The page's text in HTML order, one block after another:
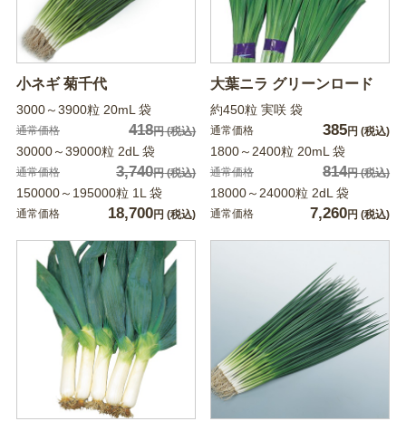
小ネギ 菊千代
3000～3900粒 20mL 袋
通常価格 418円(税込)
30000～39000粒 2dL 袋
通常価格 3,740円(税込)
150000～195000粒 1L 袋
通常価格 18,700円 (税込)
大葉ニラ グリーンロード
約450粒 実咲 袋
通常価格 385円 (税込)
1800～2400粒 20mL 袋
通常価格 814円(税込)
18000～24000粒 2dL 袋
通常価格 7,260円 (税込)